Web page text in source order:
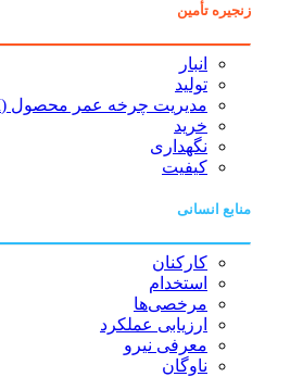
زنجیره تأمین
انبار
تولید
مدیریت چرخه عمر محصول (PLM)
خرید
نگهداری
کیفیت
منابع انسانی
کارکنان
استخدام
مرخصی‌ها
ارزیابی عملکرد
معرفی نیرو
ناوگان